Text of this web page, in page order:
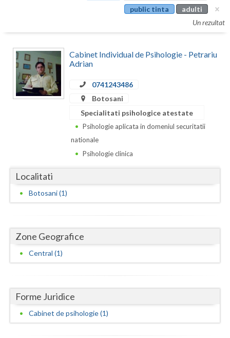
Bucuresti
Buzau
Calarasi
Covasna
Dambovita
Galati
Giurgiu
Harghita
Hunedoara
public tinta
adulti
Un rezultat
Cabinet Individual de Psihologie - Petrariu
Adrian
0741243486
Botosani
Specialitati psihologice atestate
Psihologie aplicata in domeniul securitatii
nationale
Psihologie clinica
Localitati
Botosani (1)
Zone Geografice
Central (1)
Forme Juridice
Cabinet de psihologie (1)